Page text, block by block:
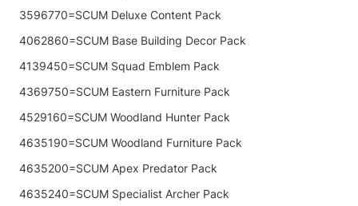
3596770=SCUM Deluxe Content Pack
4062860=SCUM Base Building Decor Pack
4139450=SCUM Squad Emblem Pack
4369750=SCUM Eastern Furniture Pack
4529160=SCUM Woodland Hunter Pack
4635190=SCUM Woodland Furniture Pack
4635200=SCUM Apex Predator Pack
4635240=SCUM Specialist Archer Pack